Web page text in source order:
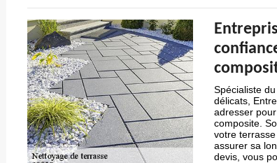
Spécialiste
délicats,
adresser
composite.
votre
assurer sa
devis, vous